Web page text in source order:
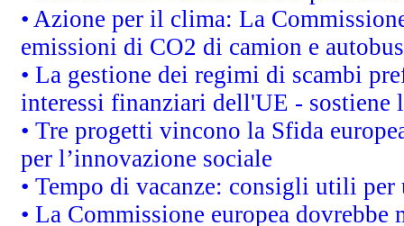
• Azione per il clima: La
emissioni di CO2 di camion e autobus
• La gestione dei regimi di scambi
interessi finanziari dell'UE - sostiene
• Tre progetti vincono la Sfida
per l’innovazione sociale
• Tempo di vacanze: consigli utili per
• La Commissione europea